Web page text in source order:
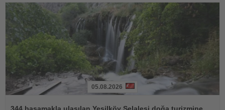
Oku
05.08.2026
344 basamakla ulaşılan Yeşilköy Şelalesi doğa turizmine